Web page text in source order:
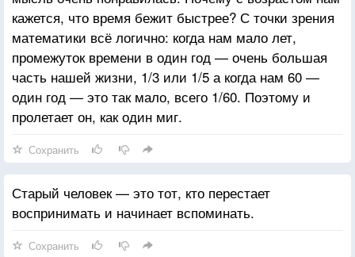
Кто тут прав, кто не прав — я прошу вас: не надо,
не спорьте —
Слишком короток век — не прошёл бы за спорами
весь.
Мы увидимся все в позаброшенном аэропорте
кажется, что время бежит быстрее? С точки зрения
математики всё логично: когда нам мало лет,
промежуток времени в один год — очень большая
часть нашей жизни, 1/3 или 1/5 а когда нам 60 —
один год — это так мало, всего 1/60. Поэтому и
пролетает он, как один миг.
Сохранить
Старый человек — это тот, кто перестает
воспринимать и начинает вспоминать.
Сохранить